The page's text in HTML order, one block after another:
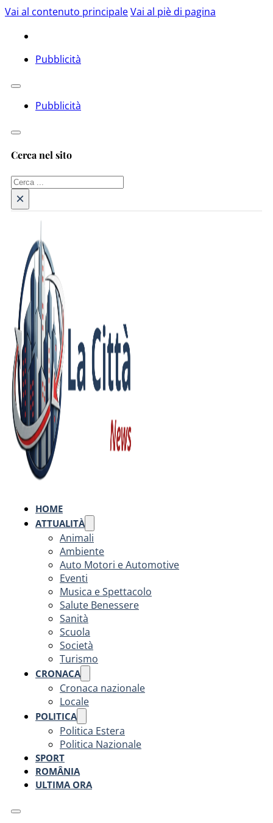
Vai al contenuto principaleVai al piè di pagina
Pubblicità
Pubblicità
Cerca nel sito
Cerca
×
HOME
ATTUALITÀ
Animali
Ambiente
Auto Motori e Automotive
Eventi
Musica e Spettacolo
Salute Benessere
Sanità
Scuola
Società
Turismo
CRONACA
Cronaca nazionale
Locale
POLITICA
Politica Estera
Politica Nazionale
SPORT
ROMÂNIA
ULTIMA ORA